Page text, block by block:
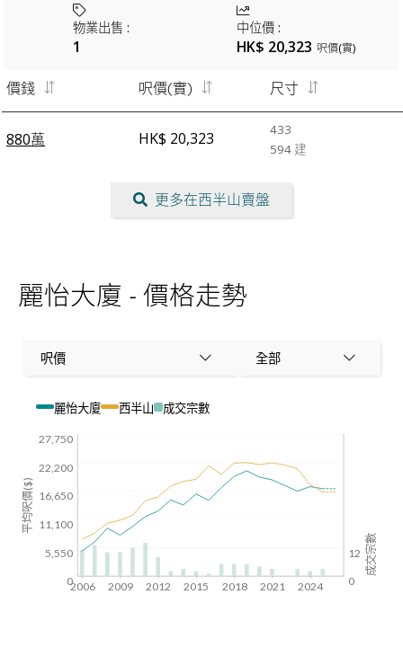
物業出售 :
1
中位價:
HK$ 20,323 呎價(實)
價錢 呎價(實) 尺寸
880萬 HK$ 20,323
433
594 建
更多在西半山賣盤
麗怡大廈 - 價格走勢
呎價 全部
麗怡大廈 西半山 成交宗數
12
0
2006 2009 2012 2015 2018 2021 2024
成交宗數
27,750
22,200
16,650
11,100
5,550
0
平均呎價($)